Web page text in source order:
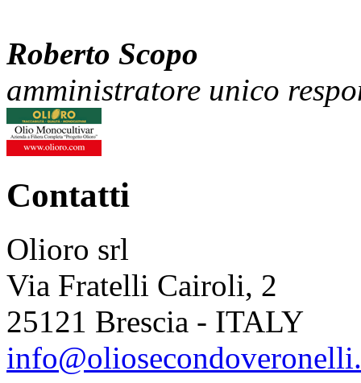
Roberto Scopo
amministratore unico
Contatti
Olioro srl
Via Fratelli Cairoli, 2
25121 Brescia - ITALY